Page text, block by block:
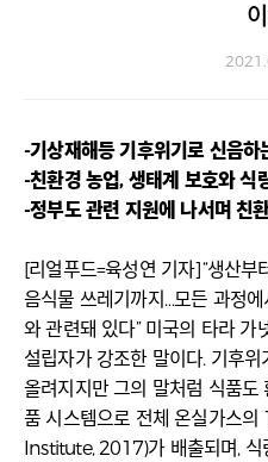
-기상재해등 기후위기로 신음
-친환경 농업, 생태계 보호와 식
-정부도 관련 지원에 나서며 친
[리얼푸드=육성연 기자]“생산
음식물 쓰레기까지…모든 과정
와 관련돼 있다” 미국의 타라
설립자가 강조한 말이다. 기후
올려지지만 그의 말처럼 식품도
품 시스템으로 전체 온실가스
Institute, 2017)가 배출되며, 식